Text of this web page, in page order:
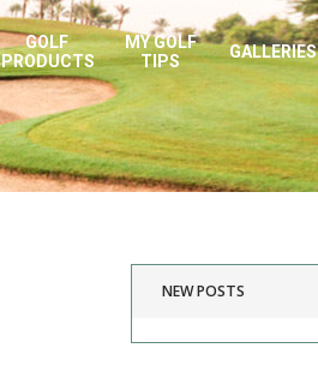
GOLF
PRODUCTS
MY GOLF
TIPS
GALLERIES
NEW POSTS